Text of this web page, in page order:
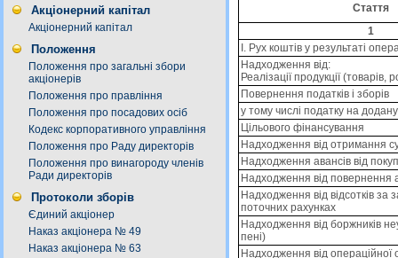
Акціонерний капітал
Акціонерний капітал
Положення
Положення про загальні збори
акціонерів
Положення про правління
Положення про посадових осіб
Кодекс корпоративного управління
Положення про Раду директорів
Положення про винагороду членів
Ради директорів
Протоколи зборів
Єдиний акціонер
Наказ акціонера № 49
Наказ акціонера № 63
Стаття
1
I. Рух коштів у результаті
Надходження від:
Реалізації продукції (товарів,
Повернення податків і зборів
у тому числі податку на додану
Цільового фінансування
Надходження від отримання
Надходження авансів від
Надходження від повернення
Надходження від відсотків за
поточних рахунках
Надходження від боржників
пені)
Надходження від операційної